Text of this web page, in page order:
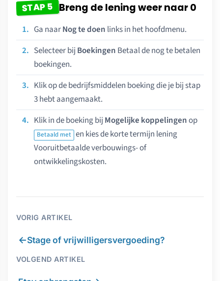
STAP 5 Breng de lening weer naar 0
Ga naarNog te doen links in het hoofdmenu.
Selecteer bij Boekingen Betaal de nog te betalen
boekingen.
Klik op de bedrijfsmiddelen boeking die je bij stap
3 hebt aangemaakt.
Klik in de boeking bij Mogelijke koppelingenop
Betaald met en kies de korte termijn lening
Vooruitbetaalde verbouwings- of
ontwikkelingskosten.
VORIG ARTIKEL
←Stage of vrijwilligersvergoeding?
VOLGEND ARTIKEL